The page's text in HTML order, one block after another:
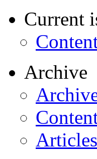
Current
Archive